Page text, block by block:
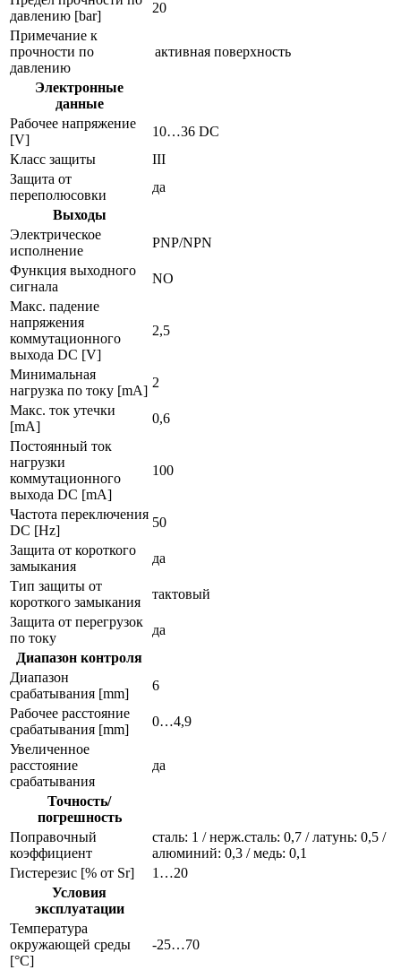
давлению [bar]
20
Примечание к
прочности по
давлению
активная поверхность
Электронные
данные
Рабочее напряжение
[V]
10…36 DC
Класс защиты
III
Защита от
переполюсовки
да
Выходы
Электрическое
исполнение
PNP/NPN
Функция выходного
сигнала
NO
Макс. падение
напряжения
коммутационного
выхода DC [V]
2,5
Минимальная
нагрузка по току [mA]
2
Макс. ток утечки
[mA]
0,6
Постоянный ток
нагрузки
коммутационного
выхода DC [mA]
100
Частота переключения
DC [Hz]
50
Защита от короткого
замыкания
да
Тип защиты от
короткого замыкания
тактовый
Защита от перегрузок
по току
да
Диапазон контроля
Диапазон
срабатывания [mm]
6
Рабочее расстояние
срабатывания [mm]
0…4,9
Увеличенное
расстояние
срабатывания
да
Точность/
погрешность
Поправочный
коэффициент
сталь: 1 / нерж.сталь: 0,7 / латунь: 0,5 /
алюминий: 0,3 / медь: 0,1
Гистерезис [% от Sr]
1…20
Условия
эксплуатации
Температура
окружающей среды
[°C]
-25…70